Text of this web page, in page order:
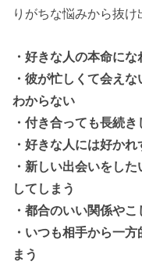
りがちな悩みから抜け
・好きな人の本命にな
・彼が忙しくて会え
わからない
・付き合っても長続き
・好きな人には好か
・新しい出会いをし
してしまう
・都合のいい関係や
・いつも相手から一
まう